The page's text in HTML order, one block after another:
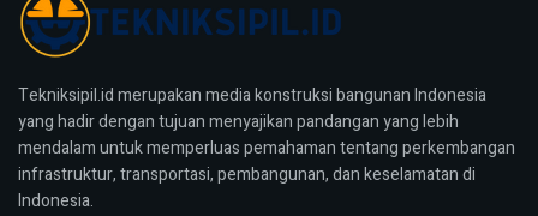
Tekniksipil.id merupakan media konstruksi bangunan Indonesia
yang hadir dengan tujuan menyajikan pandangan yang lebih
mendalam untuk memperluas pemahaman tentang perkembangan
infrastruktur, transportasi, pembangunan, dan keselamatan di
Indonesia.